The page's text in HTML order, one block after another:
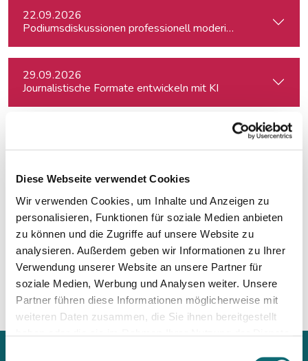
Diese Webseite verwendet Cookies
Wir verwenden Cookies, um Inhalte und Anzeigen zu
personalisieren, Funktionen für soziale Medien anbieten
zu können und die Zugriffe auf unsere Website zu
analysieren. Außerdem geben wir Informationen zu Ihrer
Verwendung unserer Website an unsere Partner für
soziale Medien, Werbung und Analysen weiter. Unsere
Partner führen diese Informationen möglicherweise mit
weiteren Daten zusammen, die Sie ihnen bereitgestellt
22.09.2026
Podiumsdiskussionen professionell moderieren
29.09.2026
Journalistische Formate entwickeln mit KI
Interviewtraining für Journalist:innen
02.10.2026
Ihr Social Media-Auftritt mit Canva - Designs für Instagram,
05.10.2026
Auftritt vor der Kamera – souverän und authentisch